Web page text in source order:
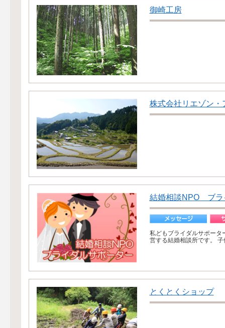
御崎工房
株式会社リエゾン・
結婚相談NPO ブラ
私どもブライダルサポータ
営する結婚相談所です。
とくとくショップ